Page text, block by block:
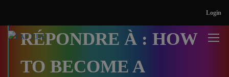
Login
RÉPONDRE À : HOW
TO BECOME A